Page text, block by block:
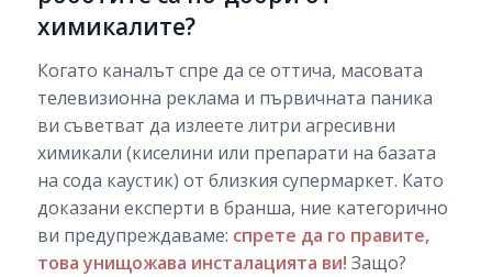
химикалите?
Когато каналът спре да се оттича, масовата
телевизионна реклама и първичната паника
ви съветват да излеете литри агресивни
химикали (киселини или препарати на базата
на сода каустик) от близкия супермаркет. Като
доказани експерти в бранша, ние категорично
ви предупреждаваме: спрете да го правите,
това унищожава инсталацията ви! Защо?